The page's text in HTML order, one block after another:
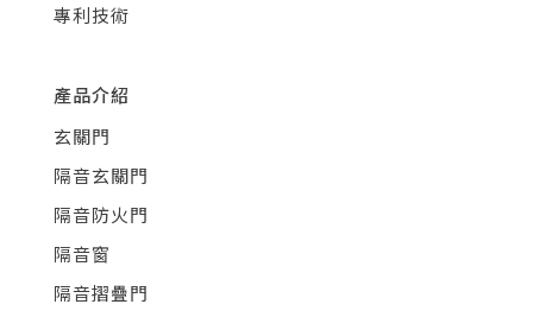
專利技術
產品介紹
玄關門
隔音玄關門
隔音防火門
隔音窗
隔音摺疊門